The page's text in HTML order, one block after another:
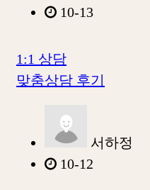
10-13
1:1 상담
맞춤상담 후기
서하정
10-12